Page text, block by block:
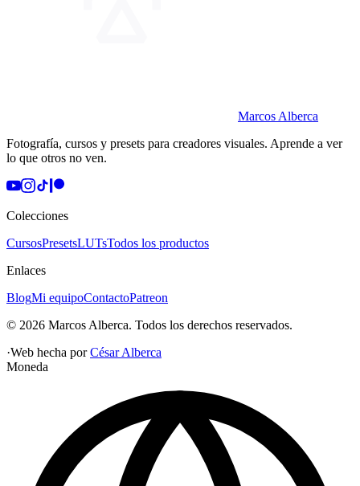
Marcos Alberca
Fotografía, cursos y presets para creadores visuales. Aprende a ver
lo que otros no ven.
Colecciones
CursosPresetsLUTsTodos los productos
Enlaces
BlogMi equipoContactoPatreon
© 2026 Marcos Alberca. Todos los derechos reservados.
·Web hecha por César Alberca
Moneda